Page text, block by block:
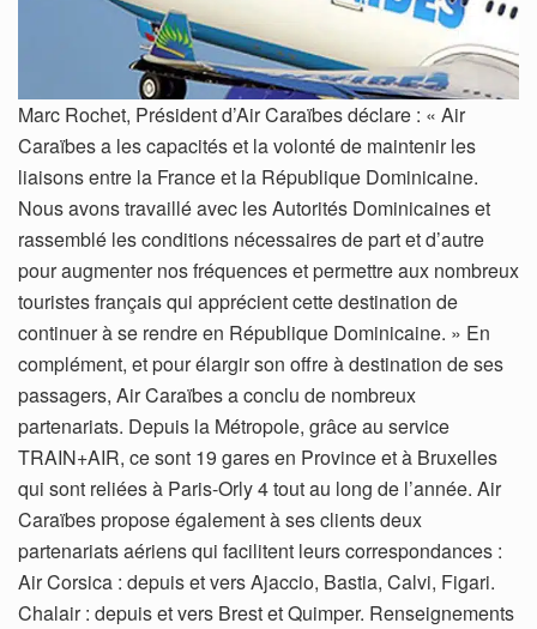
Marc Rochet, Président d’Air Caraïbes déclare : « Air
Caraïbes a les capacités et la volonté de maintenir les
liaisons entre la France et la République Dominicaine.
Nous avons travaillé avec les Autorités Dominicaines et
rassemblé les conditions nécessaires de part et d’autre
pour augmenter nos fréquences et permettre aux nombreux
touristes français qui apprécient cette destination de
continuer à se rendre en République Dominicaine. » En
complément, et pour élargir son offre à destination de ses
passagers, Air Caraïbes a conclu de nombreux
partenariats. Depuis la Métropole, grâce au service
TRAIN+AIR, ce sont 19 gares en Province et à Bruxelles
qui sont reliées à Paris-Orly 4 tout au long de l’année. Air
Caraïbes propose également à ses clients deux
partenariats aériens qui facilitent leurs correspondances :
Air Corsica : depuis et vers Ajaccio, Bastia, Calvi, Figari.
Chalair : depuis et vers Brest et Quimper. Renseignements